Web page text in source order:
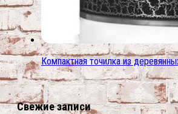
Компактная точилка из
Свежие записи